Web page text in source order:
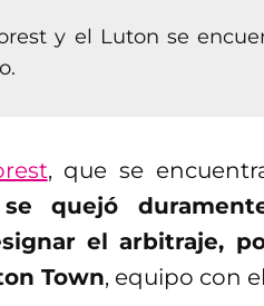
y el Luton se
, que se
se quejó
el arbitraje,
Town, equipo con